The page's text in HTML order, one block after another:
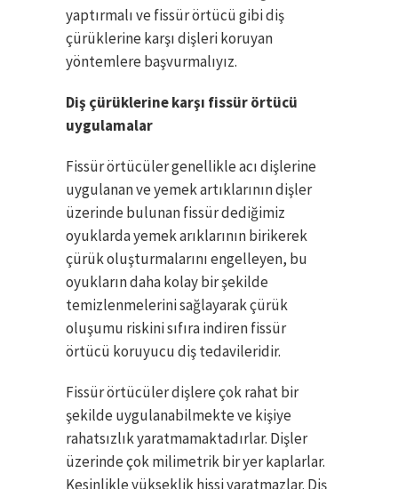
yaptırmalı ve fissür örtücü gibi diş
çürüklerine karşı dişleri koruyan
yöntemlere başvurmalıyız.
Diş çürüklerine karşı fissür örtücü
uygulamalar
Fissür örtücüler genellikle acı dişlerine
uygulanan ve yemek artıklarının dişler
üzerinde bulunan fissür dediğimiz
oyuklarda yemek arıklarının birikerek
çürük oluşturmalarını engelleyen, bu
oyukların daha kolay bir şekilde
temizlenmelerini sağlayarak çürük
oluşumu riskini sıfıra indiren fissür
örtücü koruyucu diş tedavileridir.
Fissür örtücüler dişlere çok rahat bir
şekilde uygulanabilmekte ve kişiye
rahatsızlık yaratmamaktadırlar. Dişler
üzerinde çok milimetrik bir yer kaplarlar.
Kesinlikle yükseklik hissi yaratmazlar. Diş